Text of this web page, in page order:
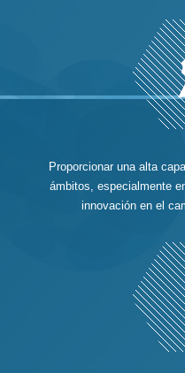
Proporcionar una alta
ámbitos, especialmente
innovación en el